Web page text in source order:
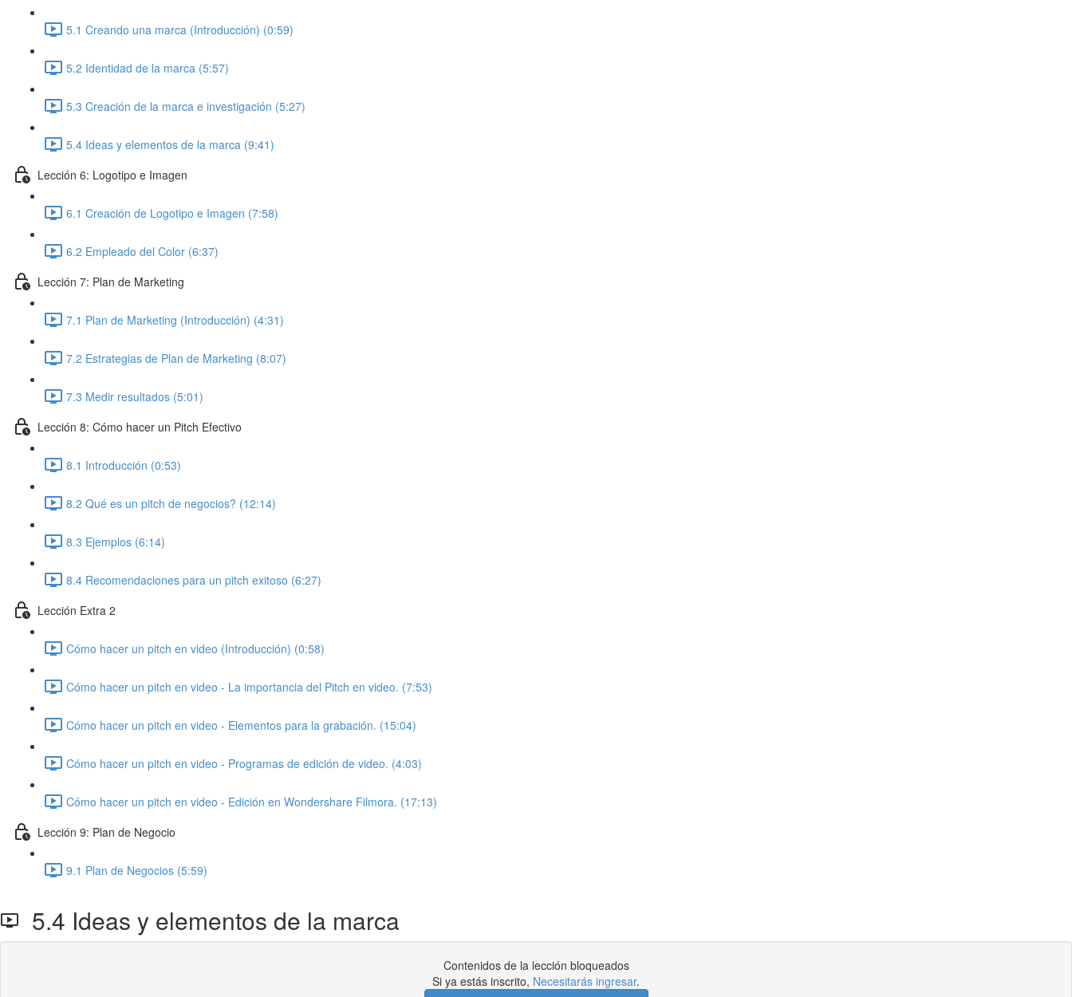
5.1 Creando una marca (Introducción) (0:59)
5.2 Identidad de la marca (5:57)
5.3 Creación de la marca e investigación (5:27)
5.4 Ideas y elementos de la marca (9:41)
Lección 6: Logotipo e Imagen
6.1 Creación de Logotipo e Imagen (7:58)
6.2 Empleado del Color (6:37)
Lección 7: Plan de Marketing
7.1 Plan de Marketing (Introducción) (4:31)
7.2 Estrategias de Plan de Marketing (8:07)
7.3 Medir resultados (5:01)
Lección 8: Cómo hacer un Pitch Efectivo
8.1 Introducción (0:53)
8.2 Qué es un pitch de negocios? (12:14)
8.3 Ejemplos (6:14)
8.4 Recomendaciones para un pitch exitoso (6:27)
Lección Extra 2
Cómo hacer un pitch en video (Introducción) (0:58)
Cómo hacer un pitch en video - La importancia del Pitch en video. (7:53)
Cómo hacer un pitch en video - Elementos para la grabación. (15:04)
Cómo hacer un pitch en video - Programas de edición de video. (4:03)
Cómo hacer un pitch en video - Edición en Wondershare Filmora. (17:13)
Lección 9: Plan de Negocio
9.1 Plan de Negocios (5:59)
5.4 Ideas y elementos de la marca
Contenidos de la lección bloqueados
Si ya estás inscrito, Necesitarás ingresar.